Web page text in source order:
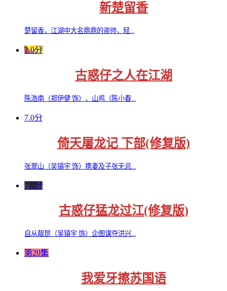
新楚留香
楚留香，江湖中大名鼎鼎的盗帅，轻...
2.0分
古惑仔之人在江湖
陈浩南（郑伊健 饰）、山鸡（陈小春...
7.0分
倚天屠龙记 下部(修复版)
张翠山（吴镇宇 饰）携妻及子张无忌...
7.0分
古惑仔猛龙过江(修复版)
自从靓昆（吴镇宇 饰）企图谋夺洪兴...
第20集
我爱牙擦苏国语